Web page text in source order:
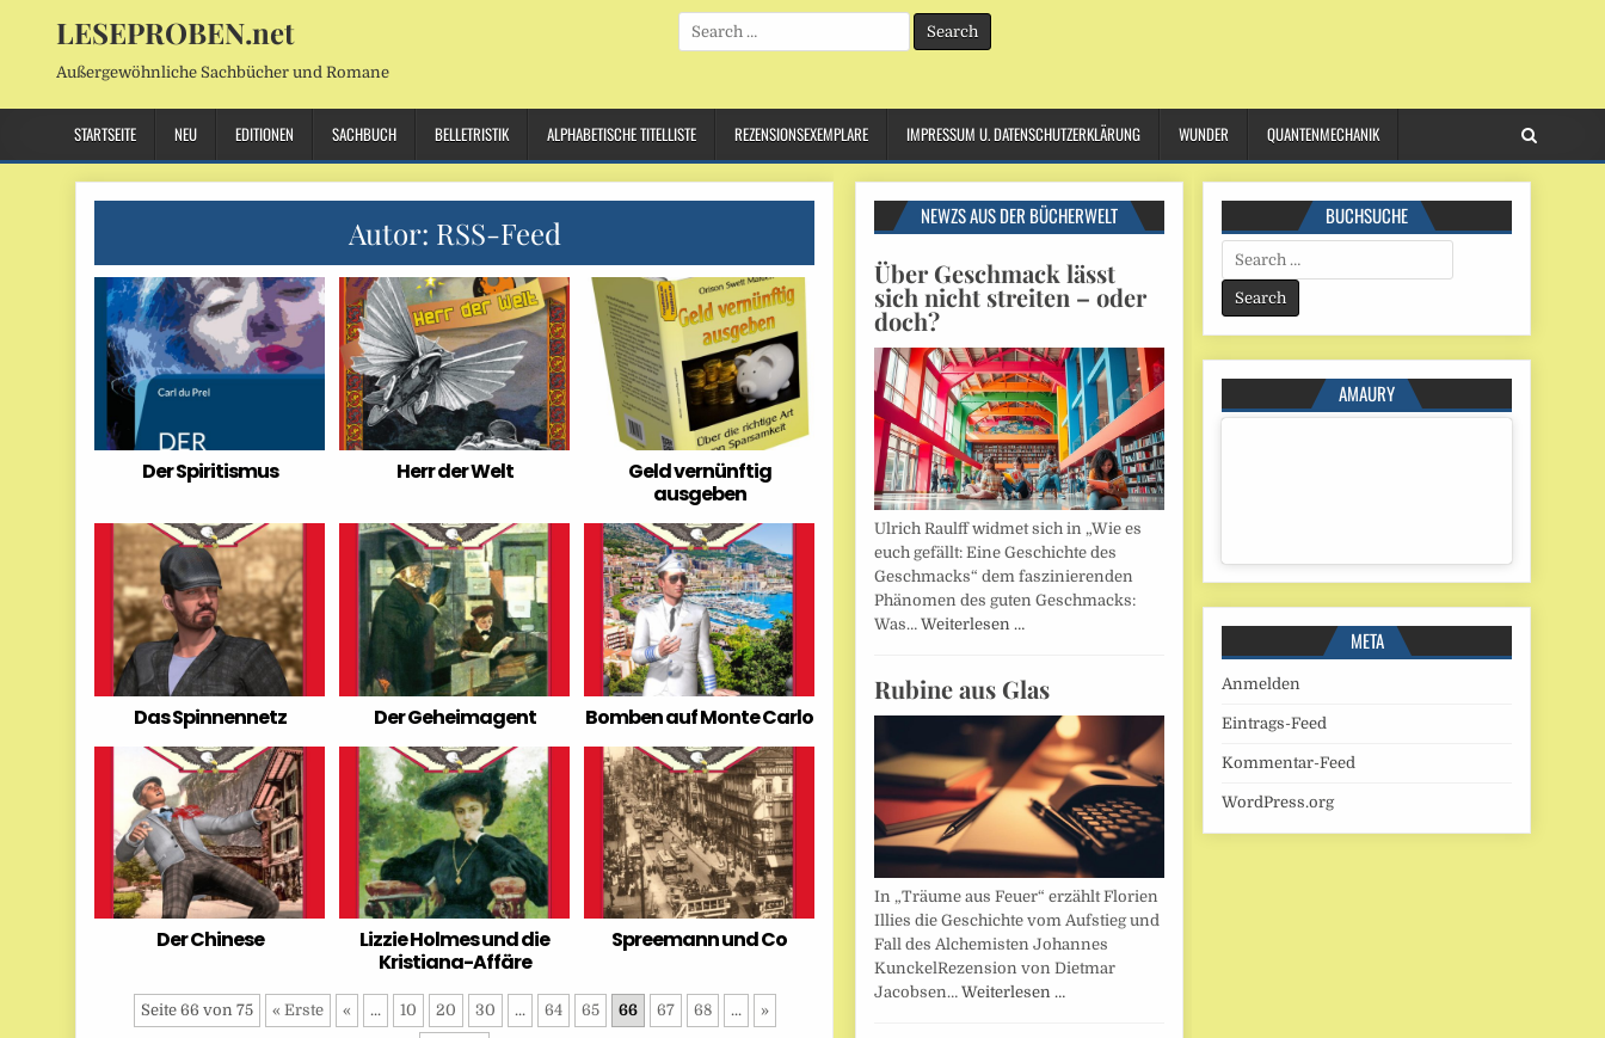
LESEPROBEN.net
Außergewöhnliche Sachbücher und Romane
Search
for:
STARTSEITE NEU EDITIONEN SACHBUCH BELLETRISTIK ALPHABETISCHE TITELLISTE REZENSIONSEXEMPLARE IMPRESSUM U. DATENSCHUTZERKLÄRUNG WUNDER QUANTENMECHANIK
Autor: RSS-Feed
Der Spiritismus Herr der Welt
Geld vernünftig
ausgeben
Das Spinnennetz Der Geheimagent Bomben auf Monte Carlo
Der Chinese
Lizzie Holmes und die
Kristiana-Affäre
Spreemann und Co
Seite 66 von 75 « Erste « ... 10 20 30 ... 64 65 66 67 68 ... »
NEWZS AUS DER BÜCHERWELT
Über Geschmack lässt
sich nicht streiten – oder
doch?
Ulrich Raulff widmet sich in „Wie es
euch gefällt: Eine Geschichte des
Geschmacks“ dem faszinierenden
Phänomen des guten Geschmacks:
Was… Weiterlesen …
Rubine aus Glas
In „Träume aus Feuer“ erzählt Florien
Illies die Geschichte vom Aufstieg und
Fall des Alchemisten Johannes
KunckelRezension von Dietmar
Jacobsen… Weiterlesen …
BUCHSUCHE
Search
for:
AMAURY
META
Anmelden
Eintrags-Feed
Kommentar-Feed
WordPress.org